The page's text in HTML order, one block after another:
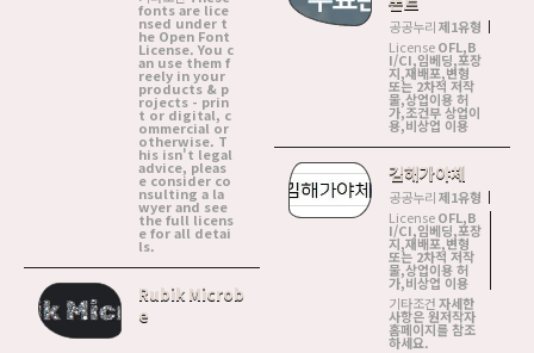
fonts are lice
nsed under t
he Open Font
License. You c
an use them f
reely in your
products & p
rojects - prin
t or digital, c
ommercial or
otherwise. T
his isn't legal
advice, pleas
e consider co
nsulting a la
wyer and see
the full licens
e for all detai
ls.
Rubik Microb
e
공공누리제1유형
LicenseOFL,B
I/CI,임베딩,포장
지,재배포,변형
또는 2차적 저작
물,상업이용 허
가,조건부 상업이
용,비상업 이용
김해가야체
공공누리제1유형
LicenseOFL,B
I/CI,임베딩,포장
지,재배포,변형
또는 2차적 저작
물,상업이용 허
가,비상업 이용
기타조건자세한
사항은 원저작자
홈페이지를 참조
하세요.